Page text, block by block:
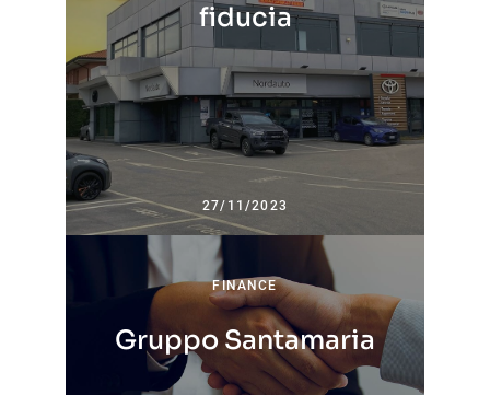
fiducia
27/11/2023
FINANCE
Gruppo Santamaria